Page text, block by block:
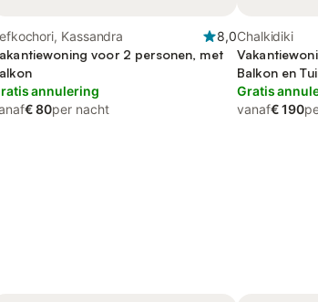
Kassandra
8,0
voor 2 personen, met
annulering
€ 80per nacht
Chalkidiki
Balkon en
Gratis
vanaf€ 190